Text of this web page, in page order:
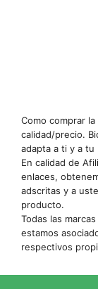
Como comprar
calidad/precio.
adapta a ti y a tu
En calidad de
enlaces,
adscritas y a
producto.
Todas las
estamos
respectivos